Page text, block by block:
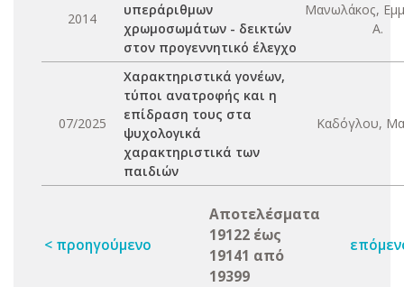
2014
υπεράριθμων
χρωμοσωμάτων - δεικτών
στον προγεννητικό έλεγχο
Μανωλάκος,
Α.
07/2025
Χαρακτηριστικά γονέων,
τύποι ανατροφής και η
επίδραση τους στα
ψυχολογικά
χαρακτηριστικά των
παιδιών
Καδόγλου,
< προηγούμενο
Αποτελέσματα
19122 έως
19141 από
19399